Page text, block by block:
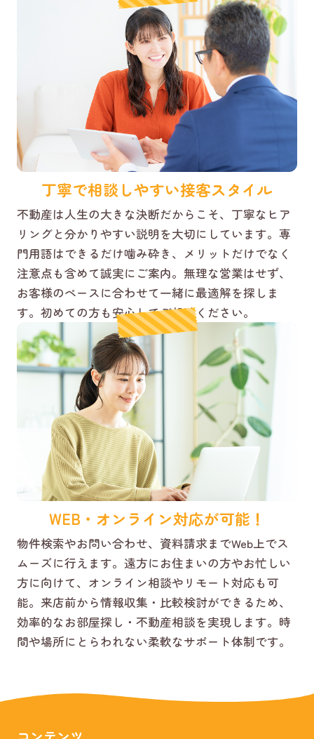
丁寧で相談しやすい接客スタイル
不動産は人生の大きな決断だからこそ、丁寧なヒア
リングと分かりやすい説明を大切にしています。専
門用語はできるだけ噛み砕き、メリットだけでなく
注意点も含めて誠実にご案内。無理な営業はせず、
お客様のペースに合わせて一緒に最適解を探しま
す。初めての方も安心してご相談ください。
WEB・オンライン対応が可能！
物件検索やお問い合わせ、資料請求までWeb上でス
ムーズに行えます。遠方にお住まいの方やお忙しい
方に向けて、オンライン相談やリモート対応も可
能。来店前から情報収集・比較検討ができるため、
効率的なお部屋探し・不動産相談を実現します。時
間や場所にとらわれない柔軟なサポート体制です。